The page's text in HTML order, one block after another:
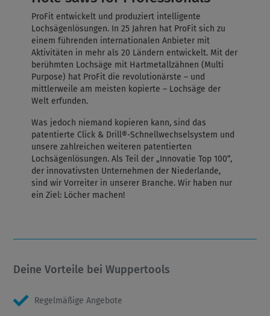
ProFit entwickelt und produziert intelligente
Lochsägenlösungen. In 25 Jahren hat ProFit sich zu
einem führenden internationalen Anbieter mit
Aktivitäten in mehr als 20 Ländern entwickelt. Mit der
berühmten Lochsäge mit Hartmetallzähnen (Multi
Purpose) hat ProFit die revolutionärste – und
mittlerweile am meisten kopierte – Lochsäge der
Welt erfunden.
Was jedoch niemand kopieren kann, sind das
patentierte Click & Drill®-Schnellwechselsystem und
unsere zahlreichen weiteren patentierten
Lochsägenlösungen. Als Teil der „Innovatie Top 100“,
der innovativsten Unternehmen der Niederlande,
sind wir Vorreiter in unserer Branche. Wir haben nur
ein Ziel: Löcher machen!
Deine Vorteile bei Wuppertools
Regelmäßige Angebote